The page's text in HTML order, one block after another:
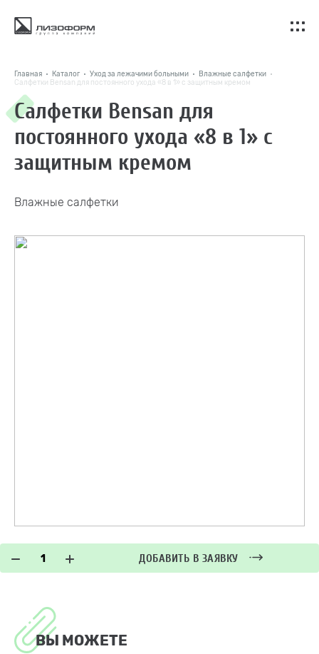
Главная Каталог Уход за лежачими больными
Влажные салфетки
Салфетки Bensan для постоянного ухода «8 в 1» с защитным кремом
Салфетки Bensan для
постоянного ухода «8 в 1» с
защитным кремом
Влажные салфетки
ДОБАВИТЬ В ЗАЯВКУ
ВЫ МОЖЕТЕ